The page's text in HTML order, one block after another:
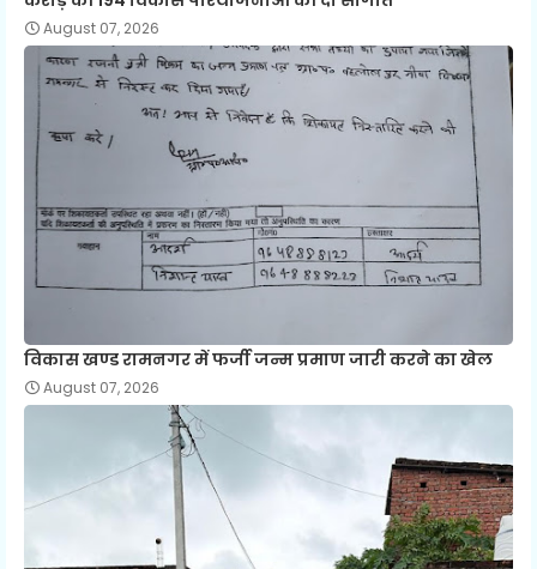
August 07, 2026
विकास खण्ड रामनगर में फर्जी जन्म प्रमाण जारी करने का खेल
August 07, 2026